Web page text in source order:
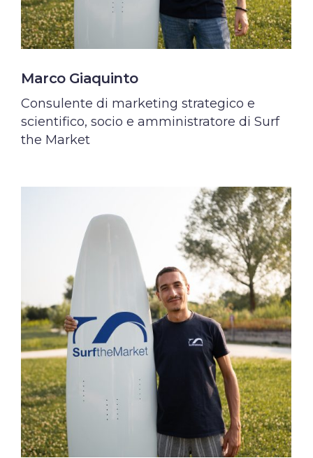
Marco Giaquinto
Consulente di marketing strategico e
scientifico, socio e amministratore di Surf
the Market